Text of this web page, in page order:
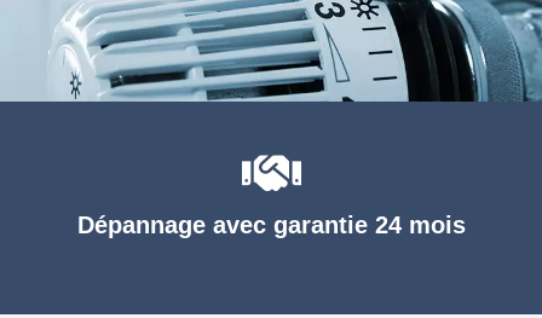
Dépannage avec garantie 24 mois